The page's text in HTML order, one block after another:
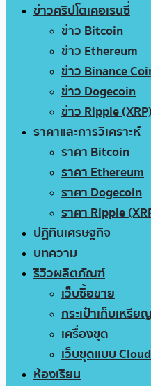
ข่าวคริปโตเคอเรนซี่
ข่าว Bitcoin
ข่าว Ethereum
ข่าว Binance
ข่าว Dogecoin
ข่าว Ripple
ราคาและการวิเคราะห์
ราคา Bitcoin
ราคา Ethereum
ราคา Dogecoin
ราคา Ripple
ปฏิทินเศรษฐกิจ
บทความ
รีวิวผลิตภัณฑ์
เว็บซื้อขาย
กระเป๋าเก็บเหรียญ
เครื่องขุด
เว็บขุดแบบ
ห้องเรียน